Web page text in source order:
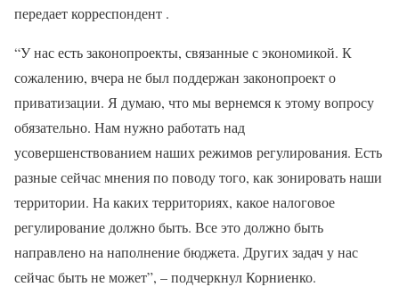
передает корреспондент .
“У нас есть законопроекты, связанные с экономикой. К
сожалению, вчера не был поддержан законопроект о
приватизации. Я думаю, что мы вернемся к этому вопросу
обязательно. Нам нужно работать над
усовершенствованием наших режимов регулирования. Есть
разные сейчас мнения по поводу того, как зонировать наши
территории. На каких территориях, какое налоговое
регулирование должно быть. Все это должно быть
направлено на наполнение бюджета. Других задач у нас
сейчас быть не может”, – подчеркнул Корниенко.